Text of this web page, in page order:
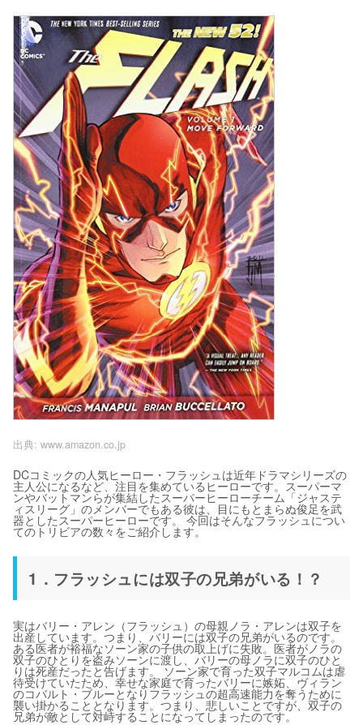
出典: www.amazon.co.jp
DCコミックの人気ヒーロー・フラッシュは近年ドラマシリーズの
主人公になるなど、注目を集めているヒーローです。スーパーマ
ンやバットマンらが集結したスーパーヒーローチーム「ジャステ
ィスリーグ」のメンバーでもある彼は、目にもとまらぬ俊足を武
器としたスーパーヒーローです。 今回はそんなフラッシュについ
てのトリビアの数々をご紹介します。
1．フラッシュには双子の兄弟がいる！？
実はバリー・アレン（フラッシュ）の母親ノラ・アレンは双子を
出産しています。つまり、バリーには双子の兄弟がいるのです。
ある医者が裕福なソーン家の子供の取上げに失敗。医者がノラの
双子のひとりを盗みソーンに渡し、バリーの母ノラに双子のひと
りは死産だったと告げます。 ソーン家で育った双子マルコムは虐
待受けていたため、幸せな家庭で育ったバリーに嫉妬、ヴィラン
のコバルト・ブルーとなりフラッシュの超高速能力を奪うために
襲い掛かることとなります。つまり、悲しいことですが、双子の
兄弟が敵として対峙することになってしまったのです。